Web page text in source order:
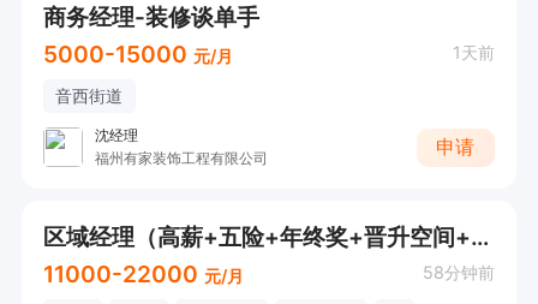
商务经理-装修谈单手
5000-15000 元/月 1天前
音西街道
沈经理
福州有家装饰工程有限公司
申请
区域经理（高薪+五险+年终奖+晋升空间+绩效奖金）
11000-22000 元/月 58分钟前